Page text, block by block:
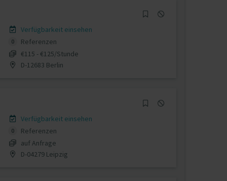
Verfügbarkeit einsehen
0
Referenzen
€115 - €125/Stunde
D-12683 Berlin
Verfügbarkeit einsehen
0
Referenzen
auf Anfrage
D-04279 Leipzig